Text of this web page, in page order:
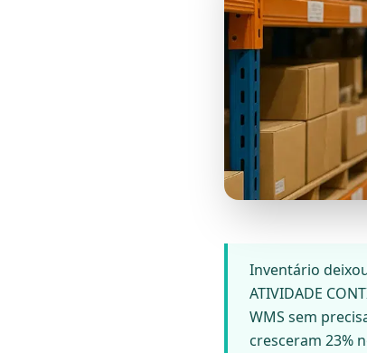
Inventário
ATIVIDADE
WMS sem
cresceram 23%